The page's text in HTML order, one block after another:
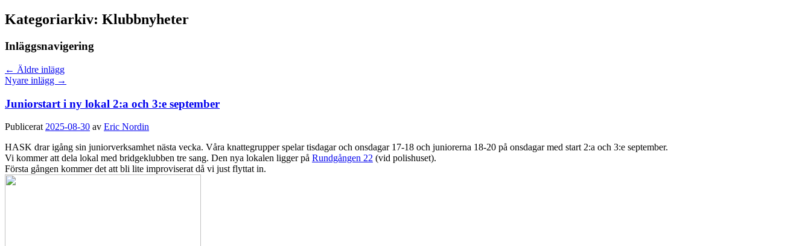
Kategoriarkiv: Klubbnyheter
Inläggsnavigering
← Äldre inlägg
Nyare inlägg →
Juniorstart i ny lokal 2:a och 3:e september
Publicerat2025-08-30 av Eric Nordin
HASK drar igång sin juniorverksamhet nästa vecka. Våra knattegrupper spelar tisdagar och onsdagar 17-18 och juniorerna 18-20 på onsdagar med start 2:a och 3:e september.
Vi kommer att dela lokal med bridgeklubben tre sang. Den nya lokalen ligger på Rundgången 22 (vid polishuset).
Första gången kommer det att bli lite improviserat då vi just flyttat in.